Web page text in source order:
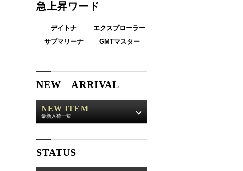
急上昇ワード
デイトナ
エクスプローラー
サブマリーナ
GMTマスター
NEW ARRIVAL
NEW ITEM
最新入荷一覧
STATUS